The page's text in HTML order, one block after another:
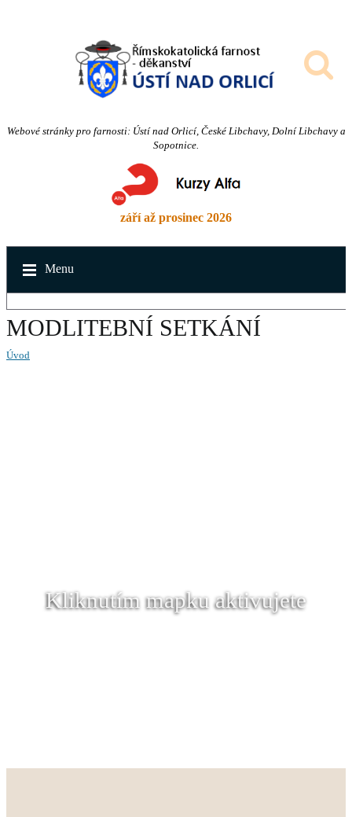
Webové stránky pro farnosti: Ústí nad Orlicí, České Libchavy, Dolní Libchavy a
Sopotnice.
září až prosinec 2026
Menu
MODLITEBNÍ SETKÁNÍ
Úvod
Kliknutím mapku aktivujete